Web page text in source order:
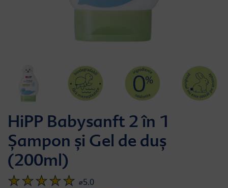
HiPP Babysanft 2 în 1
Șampon și Gel de duș
(200ml)
⌀5.0